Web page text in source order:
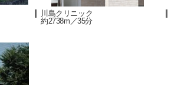
川島クリニック
約2738m／35分